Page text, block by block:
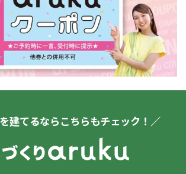
建てるならこちらもチェック！／